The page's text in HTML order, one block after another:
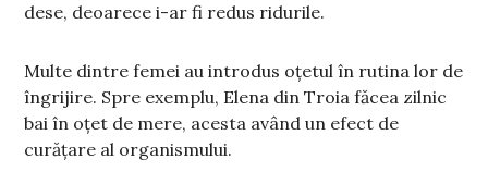
dese, deoarece i-ar fi redus ridurile.
Multe dintre femei au introdus oțetul în rutina lor de
îngrijire. Spre exemplu, Elena din Troia făcea zilnic
bai în oțet de mere, acesta având un efect de
curățare al organismului.